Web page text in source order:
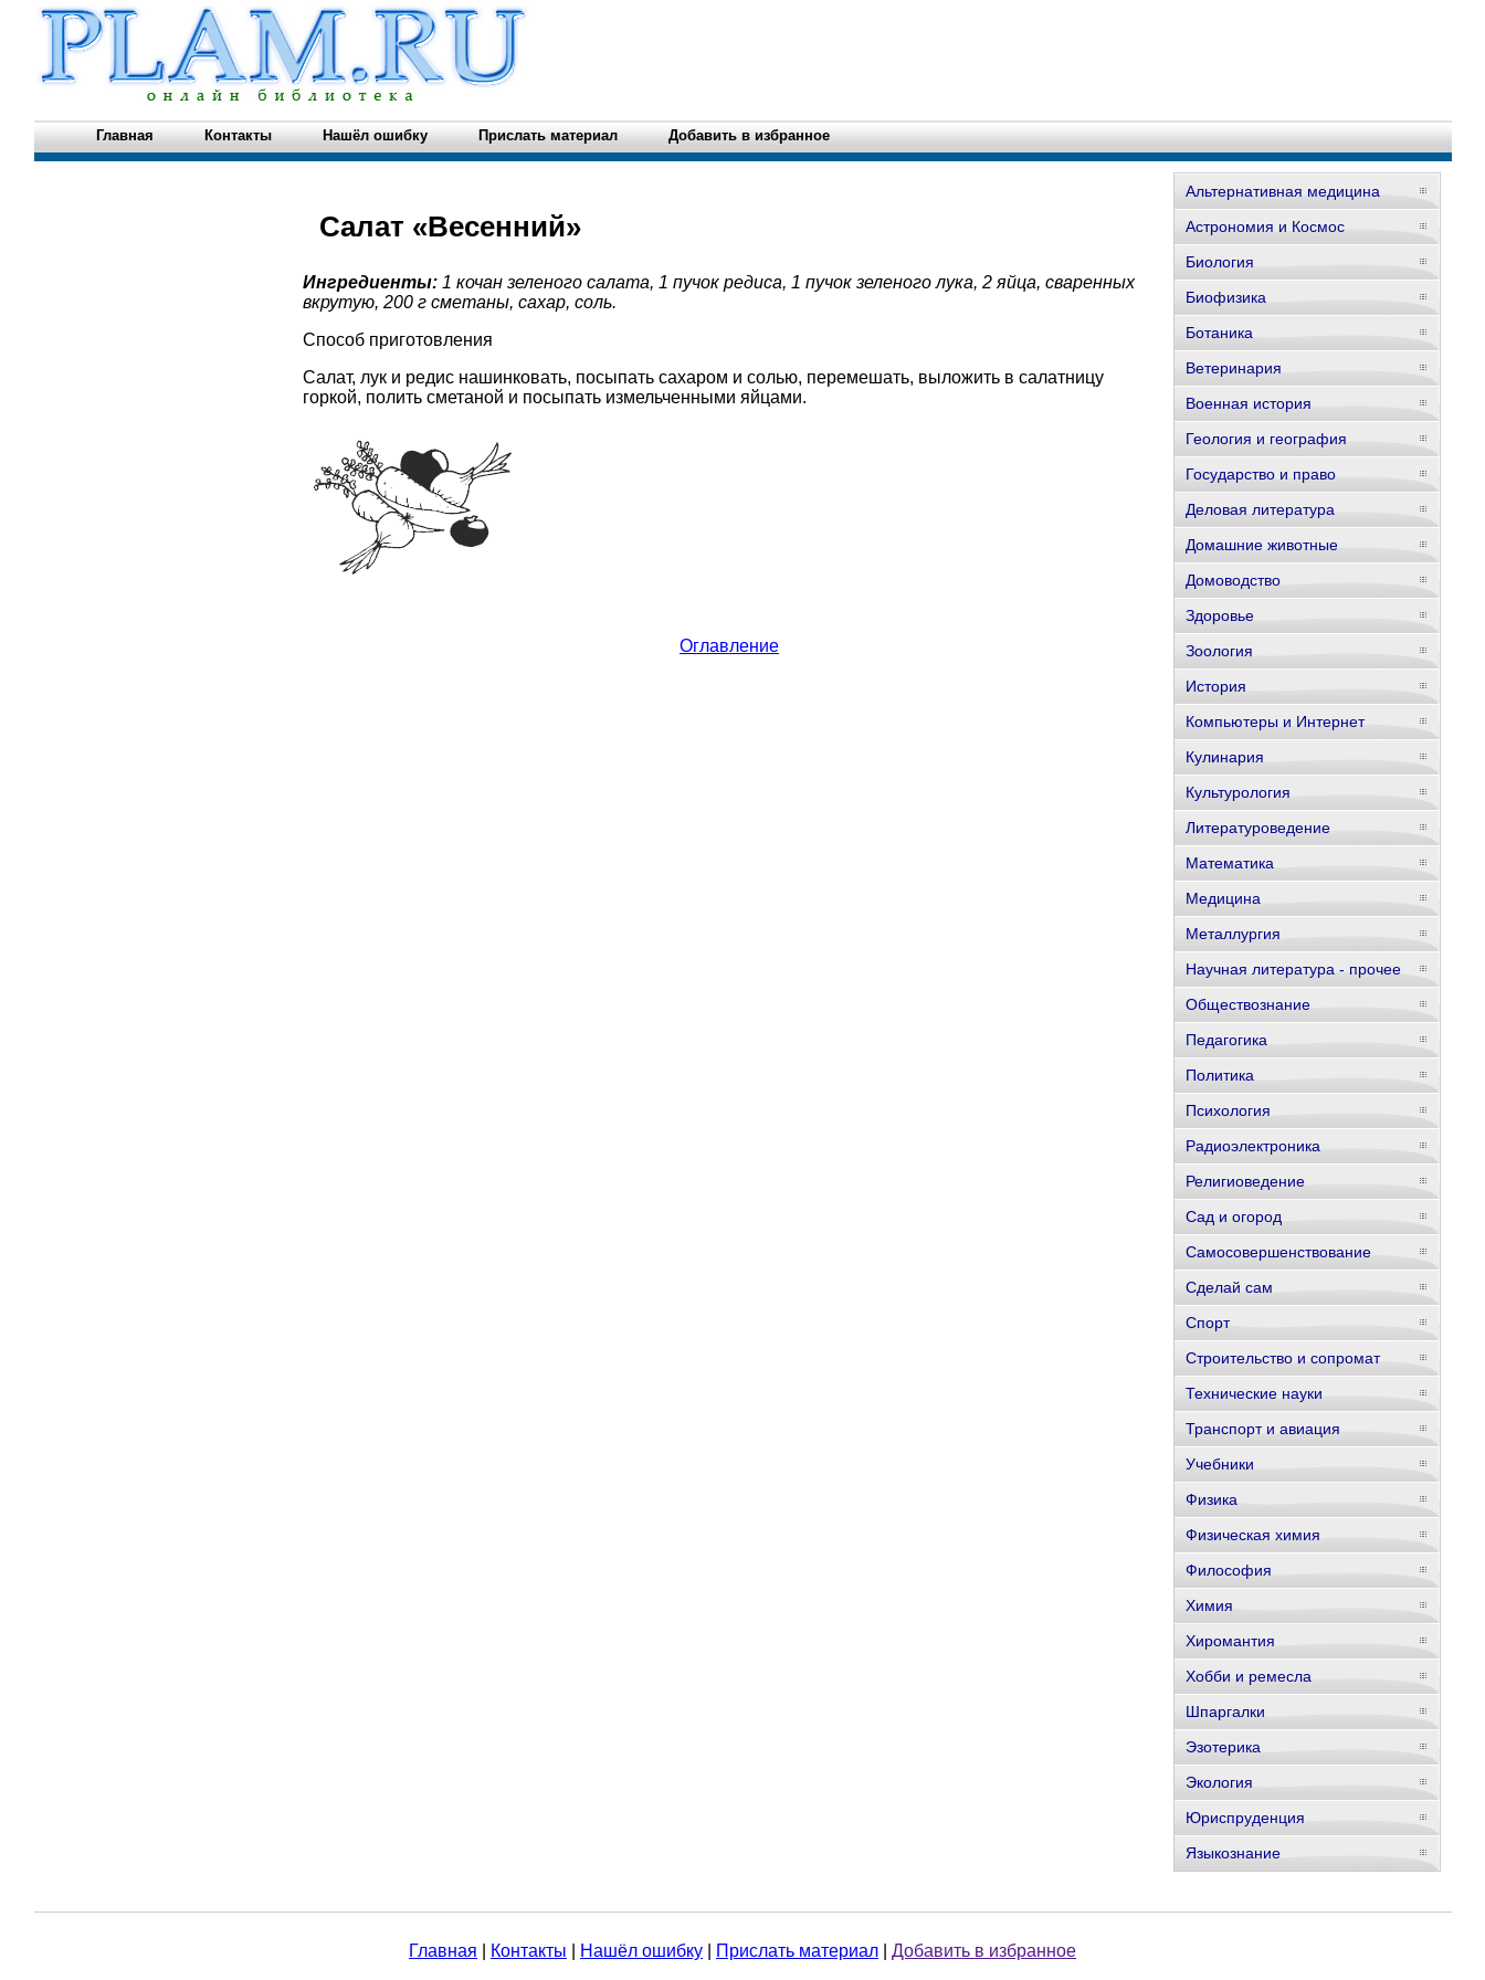
Главная Контакты Нашёл ошибку Прислать материал Добавить в избранное
Cалат «Весенний»
Ингредиенты: 1 кочан зеленого салата, 1 пучок редиса, 1 пучок зеленого лука, 2 яйца, сваренных
вкрутую, 200 г сметаны, сахар, соль.
Способ приготовления
Салат, лук и редис нашинковать, посыпать сахаром и солью, перемешать, выложить в салатницу
горкой, полить сметаной и посыпать измельченными яйцами.
Оглавление
Альтернативная медицина
Астрономия и Космос
Биология
Биофизика
Ботаника
Ветеринария
Военная история
Геология и география
Государство и право
Деловая литература
Домашние животные
Домоводство
Здоровье
Зоология
История
Компьютеры и Интернет
Кулинария
Культурология
Литературоведение
Математика
Медицина
Металлургия
Научная литература - прочее
Обществознание
Педагогика
Политика
Психология
Радиоэлектроника
Религиоведение
Сад и огород
Самосовершенствование
Сделай сам
Спорт
Строительство и сопромат
Технические науки
Транспорт и авиация
Учебники
Физика
Физическая химия
Философия
Химия
Хиромантия
Хобби и ремесла
Шпаргалки
Эзотерика
Экология
Юриспруденция
Языкознание
Главная Контакты Нашёл ошибку Прислать материал Добавить в избранное